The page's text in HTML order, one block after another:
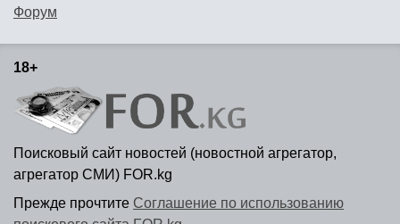
Форум
18+
Поисковый сайт новостей (новостной агрегатор,
агрегатор СМИ) FOR.kg
Прежде прочтите Соглашение по использованию